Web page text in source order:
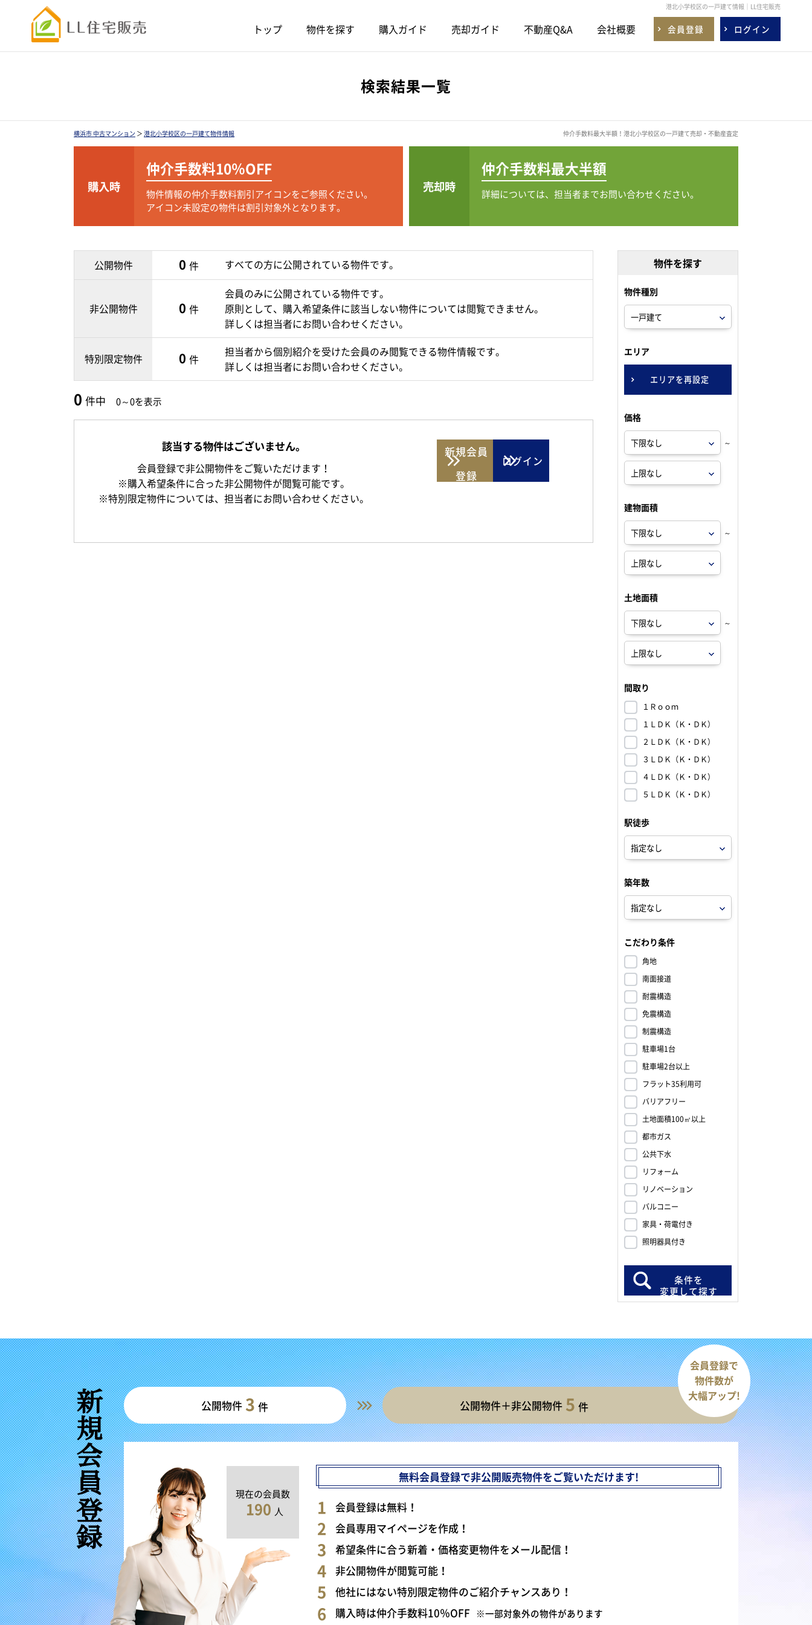
港北小学校区の一戸建て情報｜LL住宅販売
トップ 物件を探す 購入ガイド 売却ガイド 不動産Q&A 会社概要 会員登録 ログイン
検索結果一覧
横浜市 中古マンション ＞ 港北小学校区の一戸建て物件情報 仲介手数料最大半額！港北小学校区の一戸建て売却・不動産査定
購入時
仲介手数料10％OFF
物件情報の仲介手数料割引アイコンをご参照ください。
アイコン未設定の物件は割引対象外となります。
売却時
仲介手数料最大半額
詳細については、担当者までお問い合わせください。
公開物件 0 件 すべての方に公開されている物件です。
非公開物件 0 件
会員のみに公開されている物件です。
原則として、購入希望条件に該当しない物件については閲覧できません。
詳しくは担当者にお問い合わせください。
特別限定物件 0 件
担当者から個別紹介を受けた会員のみ閲覧できる物件情報です。
詳しくは担当者にお問い合わせください。
0 件中 0～0を表示
該当する物件はございません。
会員登録で非公開物件をご覧いただけます！
※購入希望条件に合った非公開物件が閲覧可能です。
※特別限定物件については、担当者にお問い合わせください。
新規会員
登録
ログイン
物件を探す
物件種別
エリア
エリアを再設定
価格
～
建物面積
～
土地面積
～
間取り
１Ｒｏｏｍ
１ＬＤＫ（Ｋ・ＤＫ）
２ＬＤＫ（Ｋ・ＤＫ）
３ＬＤＫ（Ｋ・ＤＫ）
４ＬＤＫ（Ｋ・ＤＫ）
５ＬＤＫ（Ｋ・ＤＫ）
駅徒歩
築年数
こだわり条件
角地
南面接道
耐震構造
免震構造
制震構造
駐車場1台
駐車場2台以上
フラット35利用可
バリアフリー
土地面積100㎡以上
都市ガス
公共下水
リフォーム
リノベーション
バルコニー
家具・荷電付き
照明器具付き
条件を
変更して探す
新規会員登録 公開物件 3 件 公開物件＋非公開物件 5 件
会員登録で
物件数が
大幅アップ!
現在の会員数
190 人
無料会員登録で非公開販売物件をご覧いただけます!
会員登録は無料！
会員専用マイページを作成！
希望条件に合う新着・価格変更物件をメール配信！
非公開物件が閲覧可能！
他社にはない特別限定物件のご紹介チャンスあり！
購入時は仲介手数料10％OFF ※一部対象外の物件があります